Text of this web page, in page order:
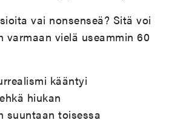
vai nonsenseä? Sitä voi
varmaan vielä useammin 60
kääntyi
hiukan
suuntaan toisessa